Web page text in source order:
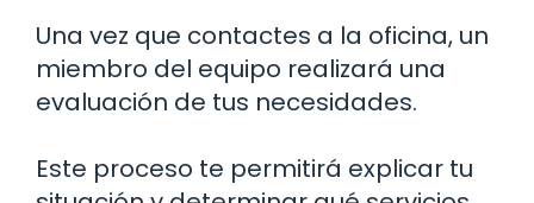
Una vez que contactes a la oficina, un
miembro del equipo realizará una
evaluación de tus necesidades.
Este proceso te permitirá explicar tu